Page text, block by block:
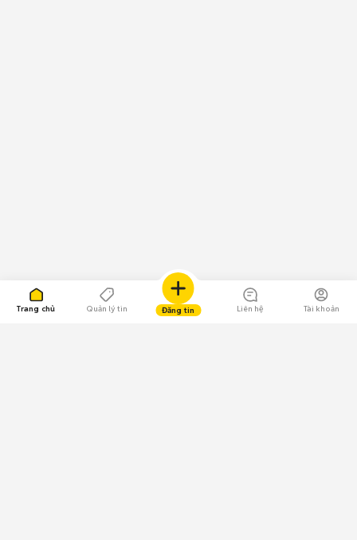
Trang chủ Quản lý tin Đăng tin Liên hệ Tài khoản